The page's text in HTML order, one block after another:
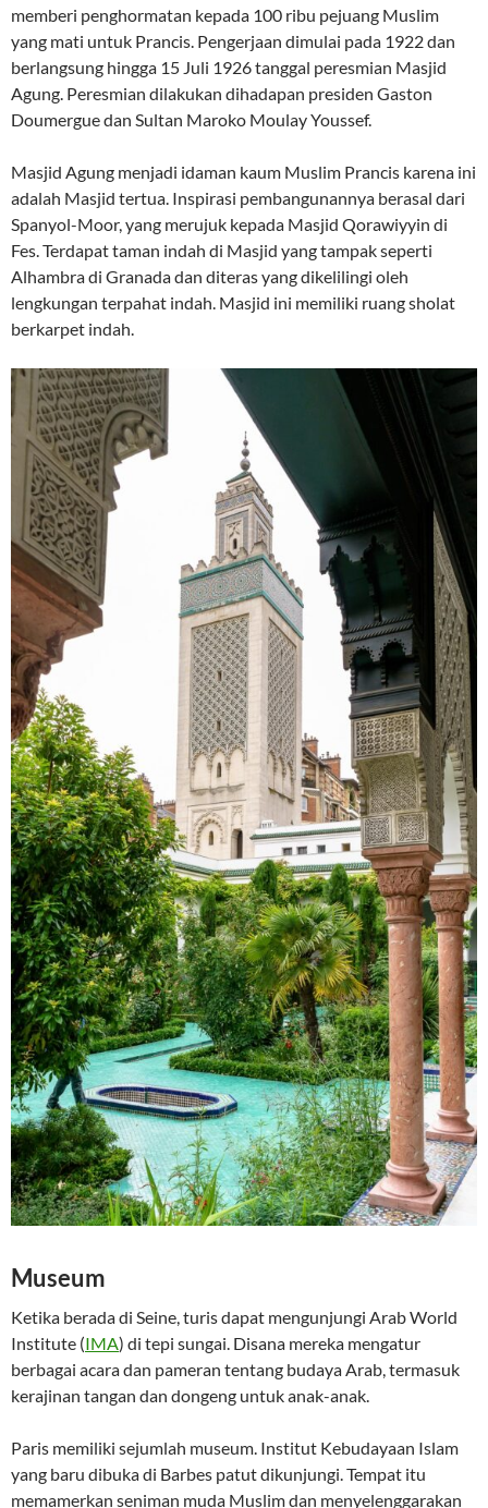
memberi penghormatan kepada 100 ribu pejuang Muslim
yang mati untuk Prancis. Pengerjaan dimulai pada 1922 dan
berlangsung hingga 15 Juli 1926 tanggal peresmian Masjid
Agung. Peresmian dilakukan dihadapan presiden Gaston
Doumergue dan Sultan Maroko Moulay Youssef.
Masjid Agung menjadi idaman kaum Muslim Prancis karena ini
adalah Masjid tertua. Inspirasi pembangunannya berasal dari
Spanyol-Moor, yang merujuk kepada Masjid Qorawiyyin di
Fes. Terdapat taman indah di Masjid yang tampak seperti
Alhambra di Granada dan diteras yang dikelilingi oleh
lengkungan terpahat indah. Masjid ini memiliki ruang sholat
berkarpet indah.
Museum
Ketika berada di Seine, turis dapat mengunjungi Arab World
Institute (IMA) di tepi sungai. Disana mereka mengatur
berbagai acara dan pameran tentang budaya Arab, termasuk
kerajinan tangan dan dongeng untuk anak-anak.
Paris memiliki sejumlah museum. Institut Kebudayaan Islam
yang baru dibuka di Barbes patut dikunjungi. Tempat itu
memamerkan seniman muda Muslim dan menyelenggarakan